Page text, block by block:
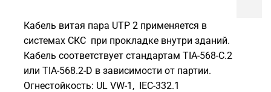
Кабель витая пара UTP 2 применяется в
системах СКС при прокладке внутри зданий.
Кабель соответствует стандартам TIA-568-С.2
или TIA-568.2-D в зависимости от партии.
Огнестойкость: UL VW-1, IEC-332.1